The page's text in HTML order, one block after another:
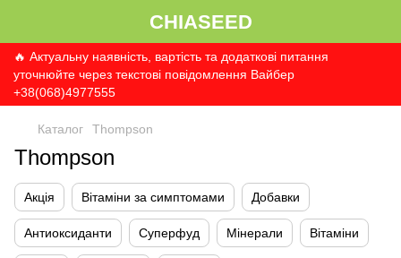
CHIASEED
🔥 Актуальну наявність, вартість та додаткові питання
уточнюйте через текстові повідомлення Вайбер
+38(068)4977555
Каталог Thompson
Thompson
Акція Вітаміни за симптомами Добавки
Антиоксиданти Суперфуд Мінерали Вітаміни